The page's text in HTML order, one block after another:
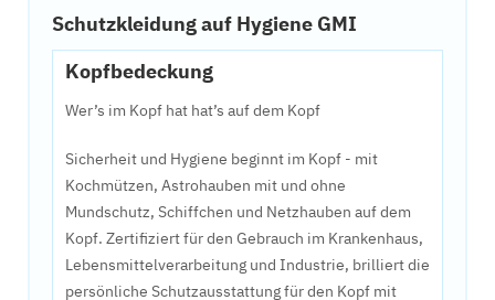
Schutzkleidung auf Hygiene GMI
Kopfbedeckung
Wer’s im Kopf hat hat’s auf dem Kopf
Sicherheit und Hygiene beginnt im Kopf - mit
Kochmützen, Astrohauben mit und ohne
Mundschutz, Schiffchen und Netzhauben auf dem
Kopf. Zertifiziert für den Gebrauch im Krankenhaus,
Lebensmittelverarbeitung und Industrie, brilliert die
persönliche Schutzausstattung für den Kopf mit